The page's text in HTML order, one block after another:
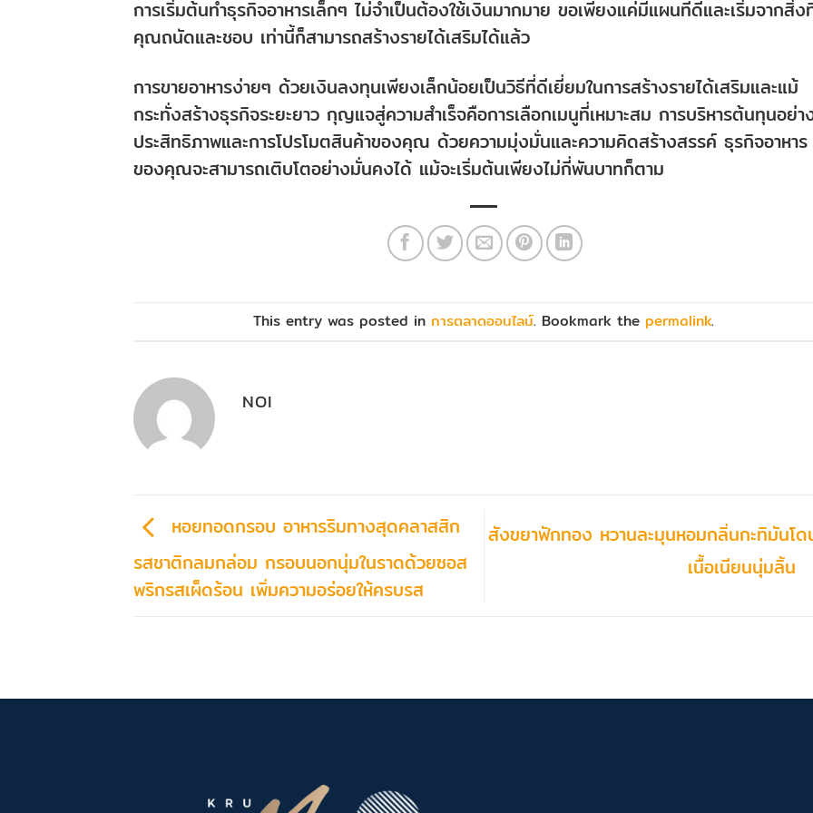
การเริ่มต้นทำธุรกิจอาหารเล็กๆ ไม่จำเป็นต้องใช้เงินมากมาย ขอเพียงแค่มีแผนที่ดีและเริ่มจากสิ่ง
คุณถนัดและชอบ เท่านี้ก็สามารถสร้างรายได้เสริมได้แล้ว
การขายอาหารง่ายๆ ด้วยเงินลงทุนเพียงเล็กน้อยเป็นวิธีที่ดีเยี่ยมในการสร้างรายได้เสริมและแม้
กระทั่งสร้างธุรกิจระยะยาว กุญแจสู่ความสำเร็จคือการเลือกเมนูที่เหมาะสม การบริหารต้นทุนอย่า
ประสิทธิภาพและการโปรโมตสินค้าของคุณ ด้วยความมุ่งมั่นและความคิดสร้างสรรค์ ธุรกิจอาหาร
ของคุณจะสามารถเติบโตอย่างมั่นคงได้ แม้จะเริ่มต้นเพียงไม่กี่พันบาทก็ตาม
This entry was posted inการตลาดออนไลน์. Bookmark the permalink.
NOI
หอยทอดกรอบ อาหารริมทางสุดคลาสสิก
รสชาติกลมกล่อม กรอบนอกนุ่มในราดด้วยซอส
พริกรสเผ็ดร้อน เพิ่มความอร่อยให้ครบรส
สังขยาฟักทอง หวานละมุนหอมกลิ่นกะทิมันโด
เนื้อเนียนนุ่มลิ้น